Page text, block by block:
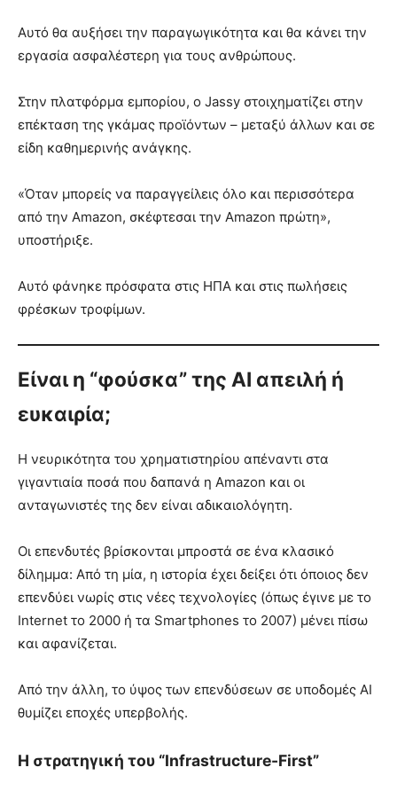
Αυτό θα αυξήσει την παραγωγικότητα και θα κάνει την
εργασία ασφαλέστερη για τους ανθρώπους.
Στην πλατφόρμα εμπορίου, ο Jassy στοιχηματίζει στην
επέκταση της γκάμας προϊόντων – μεταξύ άλλων και σε
είδη καθημερινής ανάγκης.
«Όταν μπορείς να παραγγείλεις όλο και περισσότερα
από την Amazon, σκέφτεσαι την Amazon πρώτη»,
υποστήριξε.
Αυτό φάνηκε πρόσφατα στις ΗΠΑ και στις πωλήσεις
φρέσκων τροφίμων.
Είναι η “φούσκα” της AI απειλή ή
ευκαιρία;
Η νευρικότητα του χρηματιστηρίου απέναντι στα
γιγαντιαία ποσά που δαπανά η Amazon και οι
ανταγωνιστές της δεν είναι αδικαιολόγητη.
Οι επενδυτές βρίσκονται μπροστά σε ένα κλασικό
δίλημμα: Από τη μία, η ιστορία έχει δείξει ότι όποιος δεν
επενδύει νωρίς στις νέες τεχνολογίες (όπως έγινε με το
Internet το 2000 ή τα Smartphones το 2007) μένει πίσω
και αφανίζεται.
Από την άλλη, το ύψος των επενδύσεων σε υποδομές AI
θυμίζει εποχές υπερβολής.
Η στρατηγική του “Infrastructure-First”